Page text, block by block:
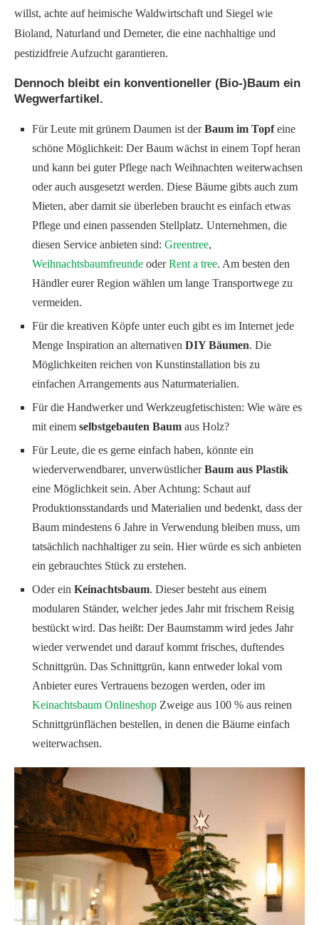
willst, achte auf heimische Waldwirtschaft und Siegel wie
Bioland, Naturland und Demeter, die eine nachhaltige und
pestizidfreie Aufzucht garantieren.
Dennoch bleibt ein konventioneller (Bio-)Baum ein
Wegwerfartikel.
Für Leute mit grünem Daumen ist derBaum im Topfeine
schöne Möglichkeit: Der Baum wächst in einem Topf heran
und kann bei guter Pflege nach Weihnachten weiterwachsen
oder auch ausgesetzt werden. Diese Bäume gibts auch zum
Mieten, aber damit sie überleben braucht es einfach etwas
Pflege und einen passenden Stellplatz. Unternehmen, die
diesen Service anbieten sind: Greentree,
Weihnachtsbaumfreunde oderRent a tree. Am besten den
Händler eurer Region wählen um lange Transportwege zu
vermeiden.
Für die kreativen Köpfe unter euch gibt es im Internet jede
Menge Inspiration an alternativen DIY Bäumen. Die
Möglichkeiten reichen von Kunstinstallation bis zu
einfachen Arrangements aus Naturmaterialien.
Für die Handwerker und Werkzeugfetischisten: Wie wäre es
mit einem selbstgebauten Baum aus Holz?
Für Leute, die es gerne einfach haben, könnte ein
wiederverwendbarer, unverwüstlicherBaum aus Plastik
eine Möglichkeit sein. Aber Achtung: Schaut auf
Produktionsstandards und Materialien und bedenkt, dass der
Baum mindestens 6 Jahre in Verwendung bleiben muss, um
tatsächlich nachhaltiger zu sein. Hier würde es sich anbieten
ein gebrauchtes Stück zu erstehen.
Oder ein Keinachtsbaum. Dieser besteht aus einem
modularen Ständer, welcher jedes Jahr mit frischem Reisig
bestückt wird. Das heißt: Der Baumstamm wird jedes Jahr
wieder verwendet und darauf kommt frisches, duftendes
Schnittgrün. Das Schnittgrün, kann entweder lokal vom
Anbieter eures Vertrauens bezogen werden, oder im
Keinachtsbaum Onlineshop Zweige aus 100 % aus reinen
Schnittgrünflächen bestellen, in denen die Bäume einfach
weiterwachsen.